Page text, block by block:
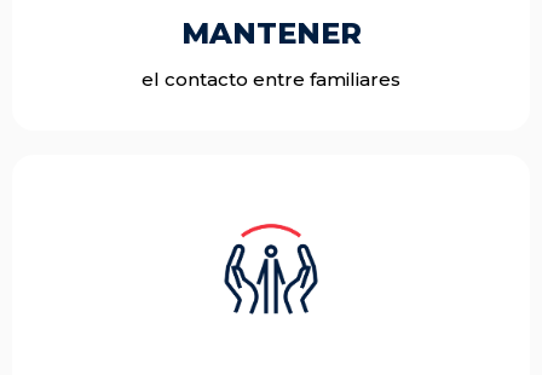
MANTENER
el contacto entre familiares